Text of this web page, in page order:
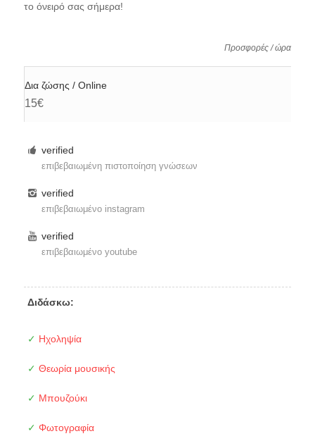
το όνειρό σας σήμερα!
Προσφορές / ώρα
Δια ζώσης / Online
15€
verified
επιβεβαιωμένη πιστοποίηση γνώσεων
verified
επιβεβαιωμένο instagram
verified
επιβεβαιωμένο youtube
Διδάσκω:
✓ Ηχοληψία
✓ Θεωρία μουσικής
✓ Μπουζούκι
✓ Φωτογραφία